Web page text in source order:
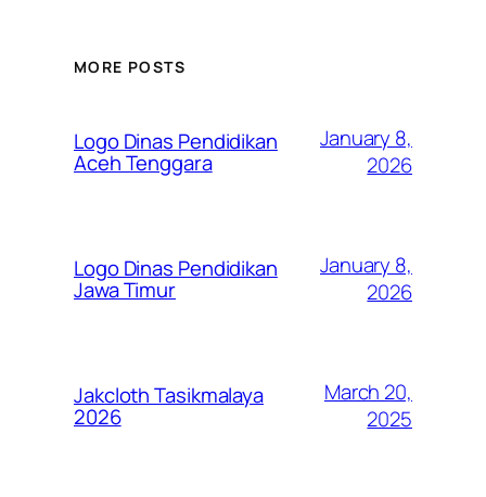
MORE POSTS
Logo Dinas Pendidikan
Aceh Tenggara
January 8,
2026
Logo Dinas Pendidikan
Jawa Timur
January 8,
2026
Jakcloth Tasikmalaya
2026
March 20,
2025